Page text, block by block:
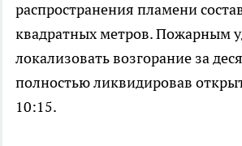
распространения пламени
квадратных метров. Пожарным
локализовать возгорание за
полностью ликвидировав
10:15.